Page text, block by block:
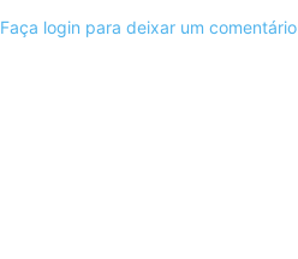
Faça login para deixar um comentário